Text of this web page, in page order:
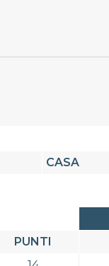
CASA
PUNTI